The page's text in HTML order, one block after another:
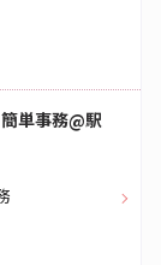
単事務@駅